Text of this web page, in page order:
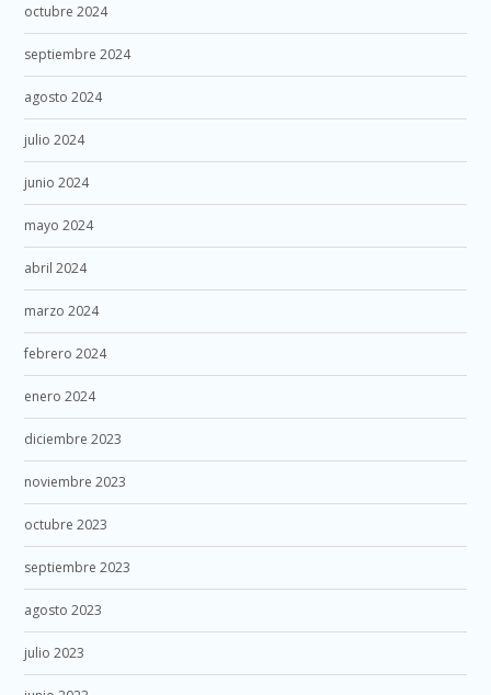
octubre 2024
septiembre 2024
agosto 2024
julio 2024
junio 2024
mayo 2024
abril 2024
marzo 2024
febrero 2024
enero 2024
diciembre 2023
noviembre 2023
octubre 2023
septiembre 2023
agosto 2023
julio 2023